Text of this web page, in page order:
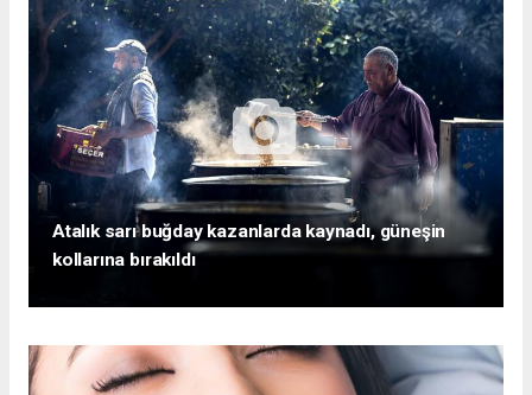
Atalık sarı buğday kazanlarda kaynadı, güneşin
kollarına bırakıldı